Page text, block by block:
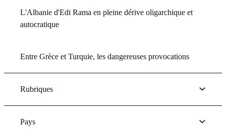
L'Albanie d'Edi Rama en pleine dérive oligarchique et
autocratique
Entre Grèce et Turquie, les dangereuses provocations
Rubriques
Pays